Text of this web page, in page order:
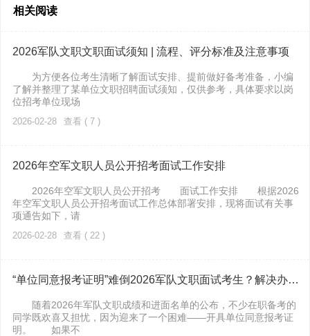
相关阅读
2026军队文职文职面试须知 | 流程、评分标准及注意事项
为方便各位考生清晰了解面试安排、提前做好备考准备，小编
了解并整理了某单位文职招聘面试须知，仅供参考，具体要求以岗
位招考单位现场
2026-02-28 查看 ( 7 )
2026年空军文职人员公开招考面试工作安排
2026年空军文职人员公开招考 面试工作安排 根据2026
年空军文职人员公开招考面试工作总体部署安排，现将面试有关事
项通告如下，请
2026-02-28 查看 ( 22 )
“单位同意报考证明”难倒2026军队文职面试考生？解决办法来了！
随着2026年军队文职成绩和进面名单的公布，不少在职备考的
同学既欢喜又担忧，因为迎来了一个困难——开具单位同意报考证
明。 如果不